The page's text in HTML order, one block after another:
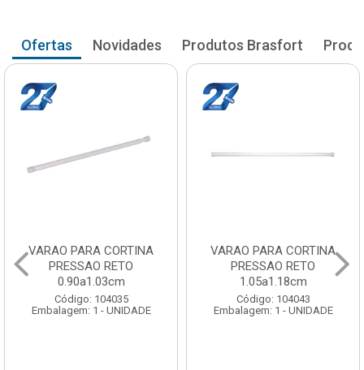
Ofertas Novidades Produtos Brasfort
VARAO PARA CORTINA
PRESSAO RETO
1.05a1.18cm
Código: 104043
Embalagem: 1 - UNIDADE
VARAO PARA CORTINA
PRESSAO RETO
1.20a1.33cm
Código: 104051
Embalagem: 1 - UNIDADE